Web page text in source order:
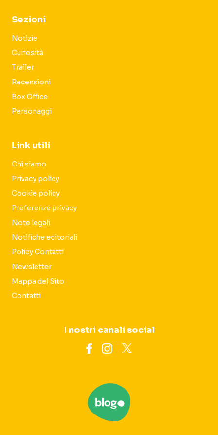
Sezioni
Notizie
Curiosità
Trailer
Recensioni
Box Office
Personaggi
Link utili
Chi siamo
Privacy policy
Cookie policy
Preferenze privacy
Note legali
Notifiche editoriali
Policy Contatti
Newsletter
Mappa del Sito
Contatti
I nostri canali social